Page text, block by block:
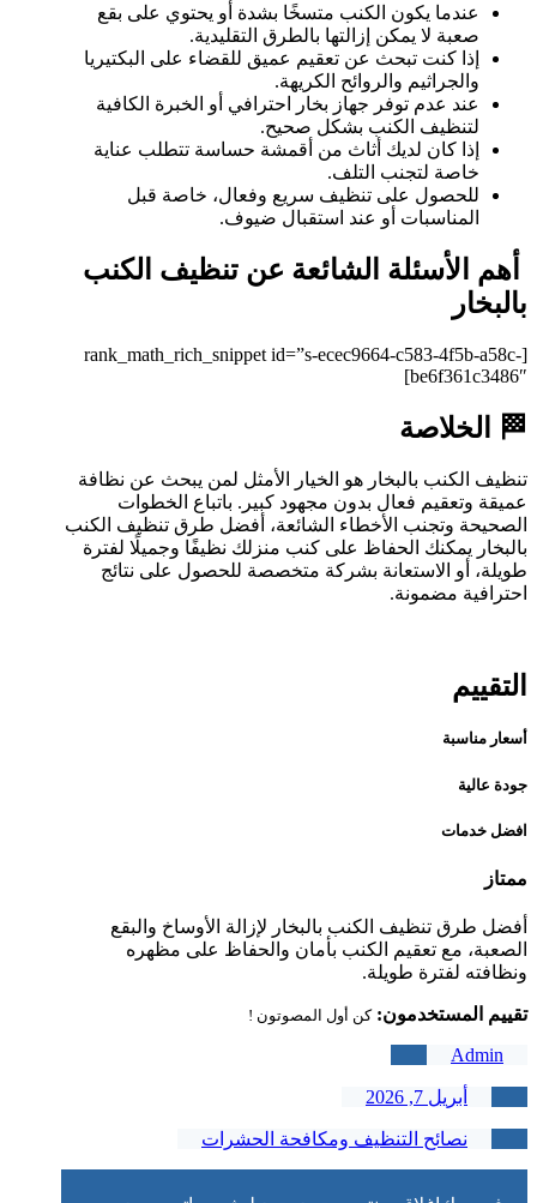
عندما يكون الكنب متسخًا بشدة أو يحتوي على بقع
صعبة لا يمكن إزالتها بالطرق التقليدية.
إذا كنت تبحث عن تعقيم عميق للقضاء على البكتيريا
والجراثيم والروائح الكريهة.
عند عدم توفر جهاز بخار احترافي أو الخبرة الكافية
لتنظيف الكنب بشكل صحيح.
إذا كان لديك أثاث من أقمشة حساسة تتطلب عناية
خاصة لتجنب التلف.
للحصول على تنظيف سريع وفعال، خاصة قبل
المناسبات أو عند استقبال ضيوف.
أهم الأسئلة الشائعة عن تنظيف الكنب
بالبخار
[rank_math_rich_snippet id=”s-ecec9664-c583-4f5b-a58c-
be6f361c3486″]
🏁 الخلاصة
تنظيف الكنب بالبخار هو الخيار الأمثل لمن يبحث عن نظافة
عميقة وتعقيم فعال بدون مجهود كبير. باتباع الخطوات
الصحيحة وتجنب الأخطاء الشائعة، أفضل طرق تنظيف الكنب
بالبخار يمكنك الحفاظ على كنب منزلك نظيفًا وجميلًا لفترة
طويلة، أو الاستعانة بشركة متخصصة للحصول على نتائج
احترافية مضمونة.
التقييم
أسعار مناسبة
جودة عالية
افضل خدمات
ممتاز
أفضل طرق تنظيف الكنب بالبخار لإزالة الأوساخ والبقع
الصعبة، مع تعقيم الكنب بأمان والحفاظ على مظهره
ونظافته لفترة طويلة.
تقييم المستخدمون:كن أول المصوتون !
Admin
أبريل 7, 2026
نصائح التنظيف ومكافحة الحشرات